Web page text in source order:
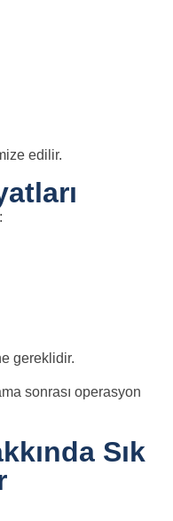
edilir.
gereklidir.
sonrası operasyon
Sık